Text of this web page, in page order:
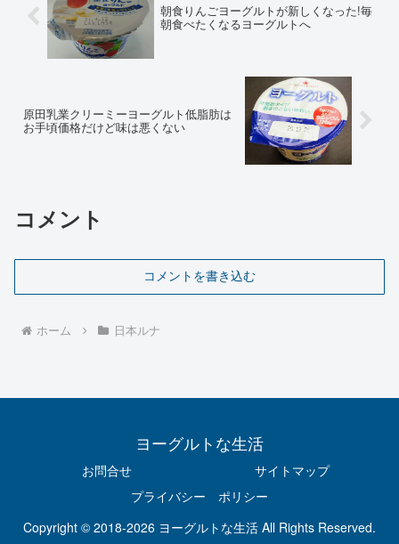
朝食りんごヨーグルトが新しくなった!毎
朝食べたくなるヨーグルトへ
原田乳業クリーミーヨーグルト低脂肪は
お手頃価格だけど味は悪くない
コメント
コメントを書き込む
ホーム 日本ルナ
ヨーグルトな生活
お問合せ
サイトマップ
プライバシー ポリシー
Copyright © 2018-2026 ヨーグルトな生活 All Rights Reserved.